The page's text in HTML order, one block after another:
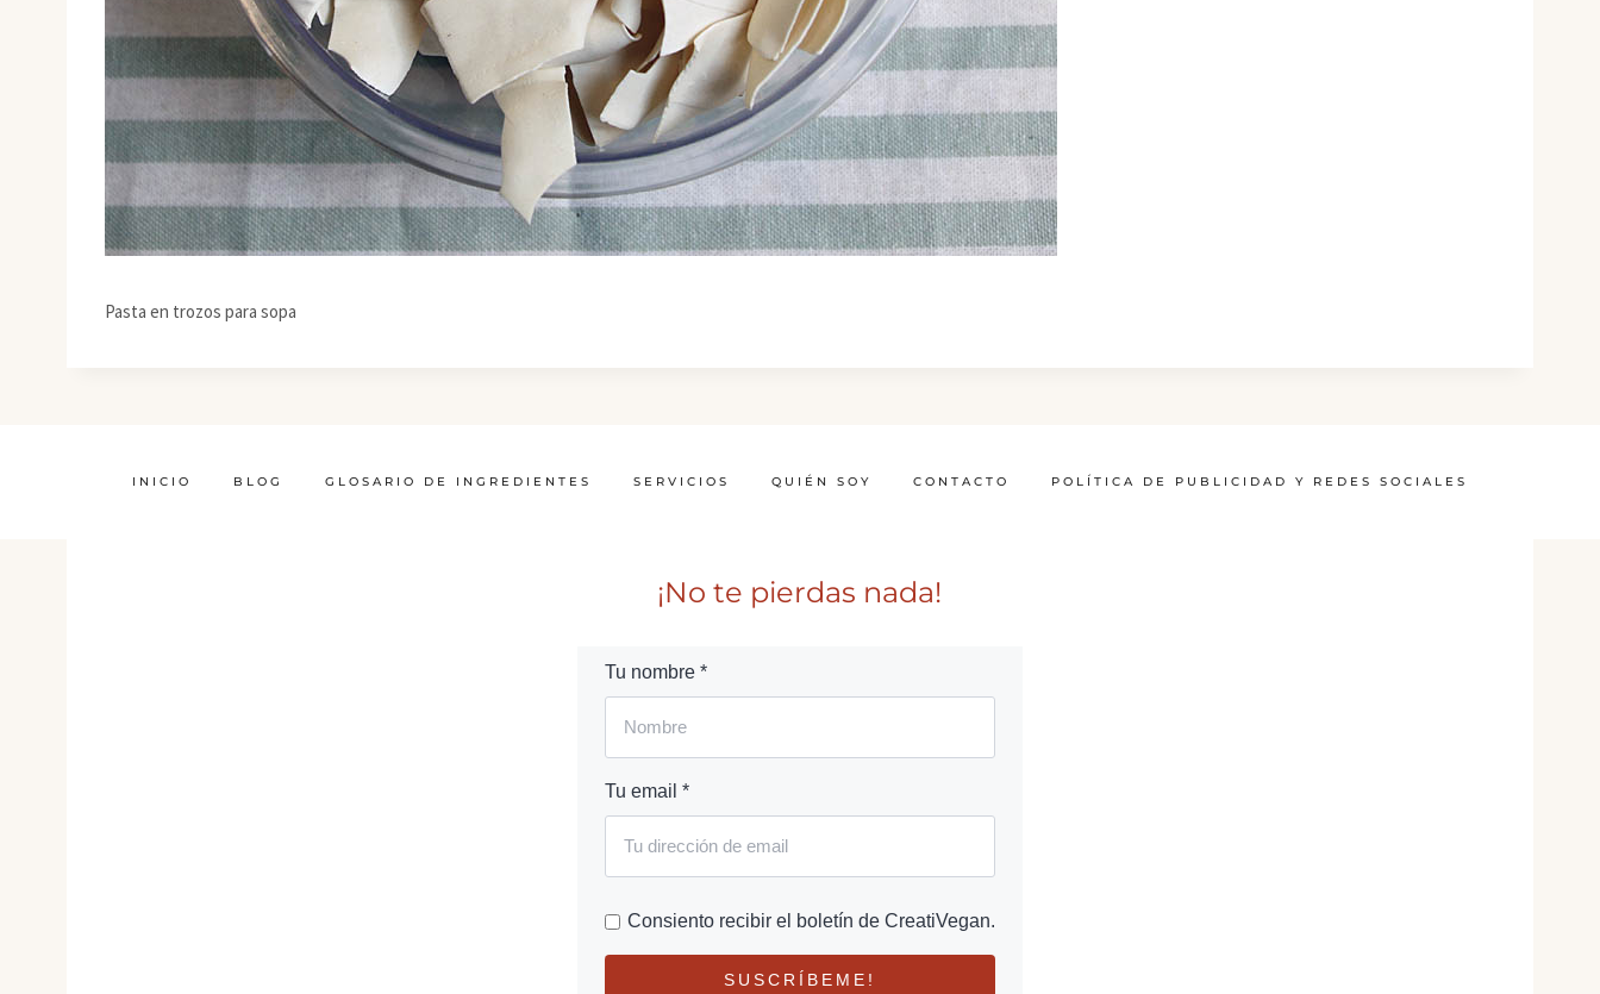
Pasta en trozos para sopa
INICIO BLOG GLOSARIO DE INGREDIENTES SERVICIOS QUIÉN SOY CONTACTO POLÍTICA DE PUBLICIDAD Y REDES SOCIALES
¡No te pierdas nada!
Tu nombre *
Tu email *
Consiento recibir el boletín de CreatiVegan.
SUSCRÍBEME!